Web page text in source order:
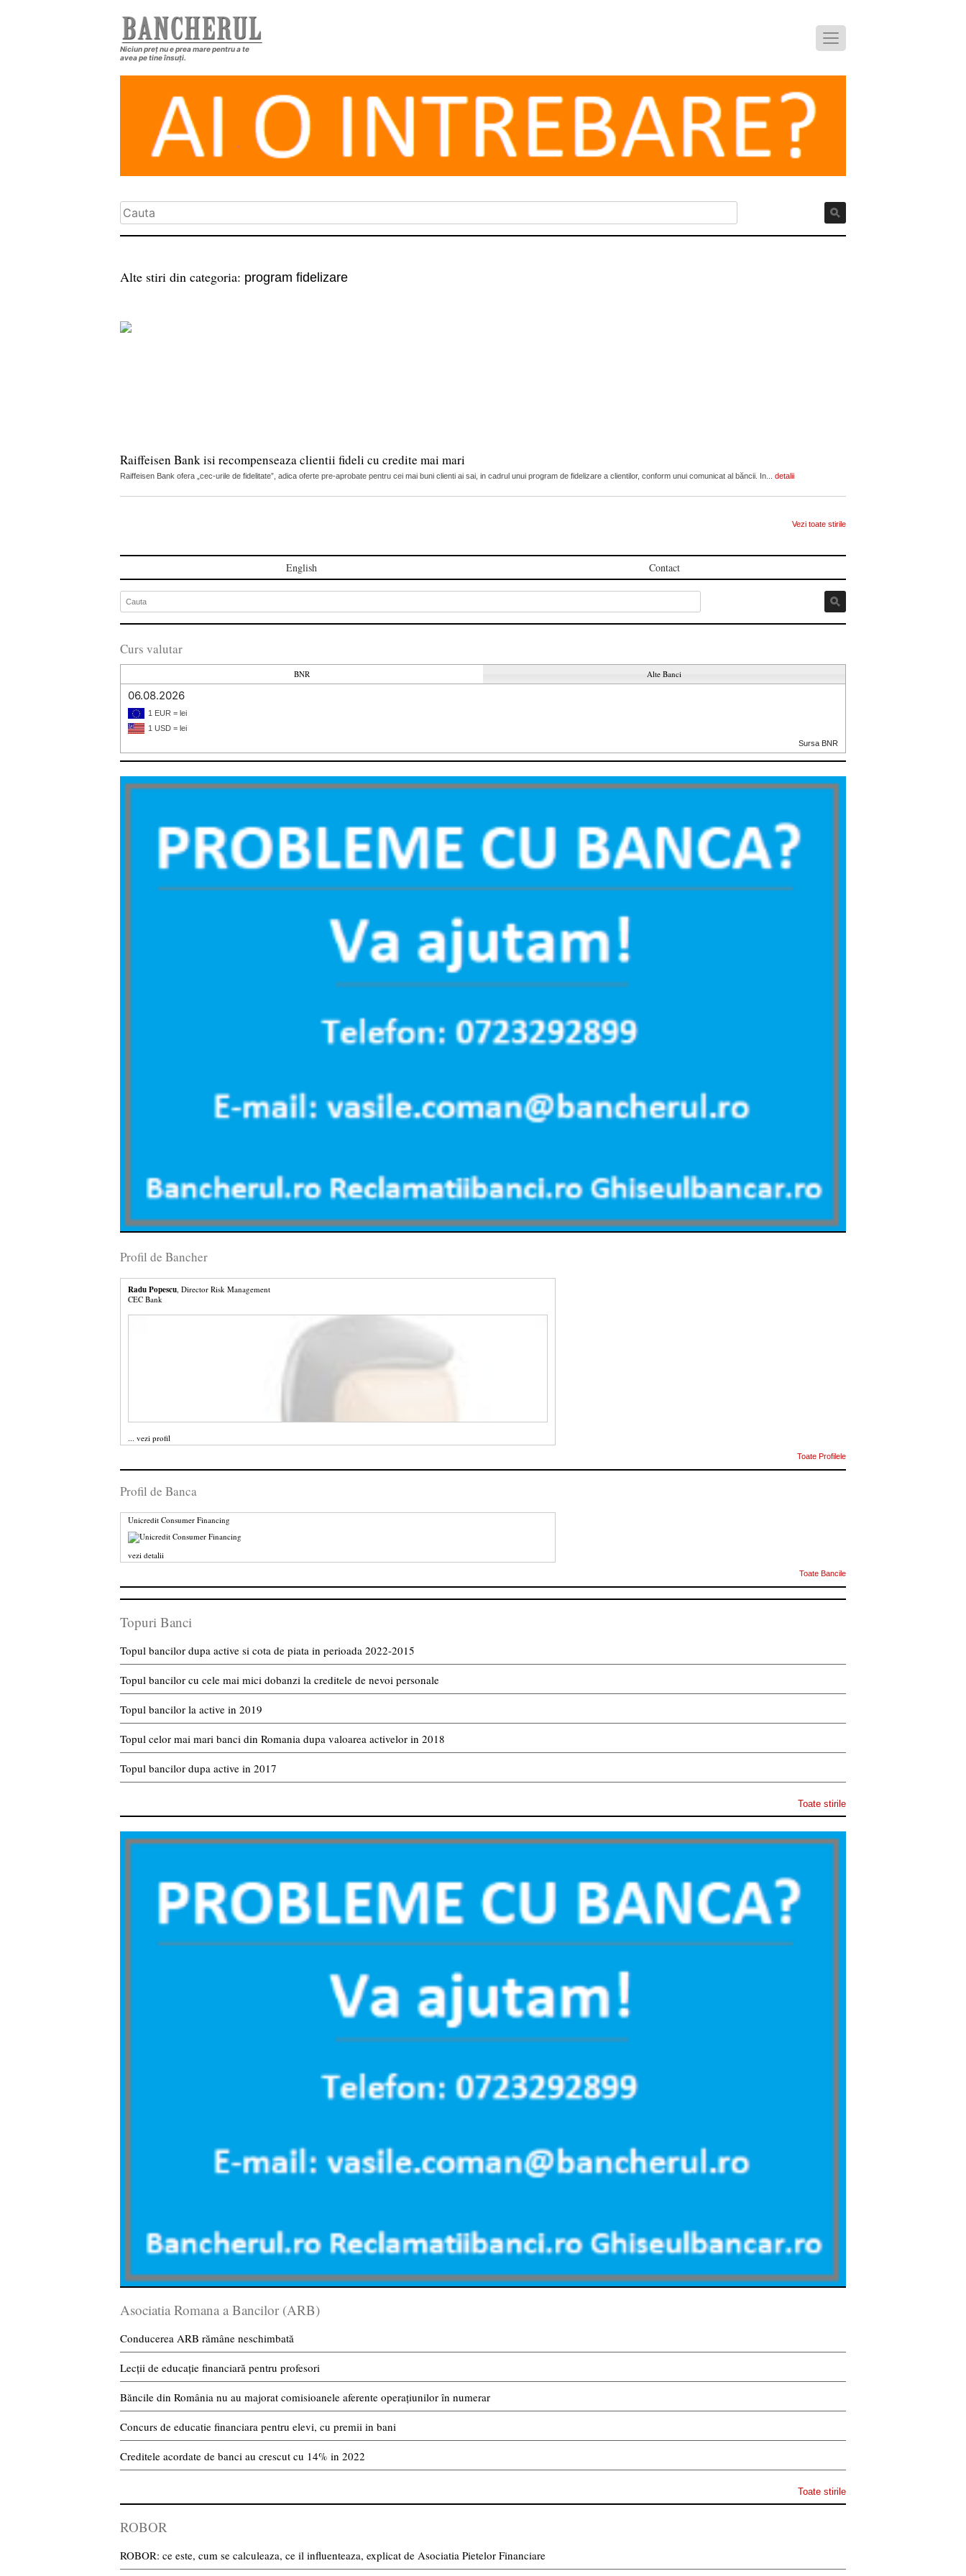
Niciun preț nu e prea mare pentru a te
avea pe tine însuți.
Alte stiri din categoria: program fidelizare
Raiffeisen Bank isi recompenseaza clientii fideli cu credite mai mari
Raiffeisen Bank ofera „cec-urile de fidelitate”, adica oferte pre-aprobate pentru cei mai buni clienti ai sai, in cadrul unui program de fidelizare a clientilor, conform unui comunicat al băncii. In... detalii
Vezi toate stirile
English Contact
Curs valutar
BNR Alte Banci
06.08.2026
1 EUR = lei
1 USD = lei
Sursa BNR
Profil de Bancher
Radu Popescu, Director Risk Management
CEC Bank
... vezi profil
Toate Profilele
Profil de Banca
Unicredit Consumer Financing
vezi detalii
Toate Bancile
Topuri Banci
Topul bancilor dupa active si cota de piata in perioada 2022-2015
Topul bancilor cu cele mai mici dobanzi la creditele de nevoi personale
Topul bancilor la active in 2019
Topul celor mai mari banci din Romania dupa valoarea activelor in 2018
Topul bancilor dupa active in 2017
Toate stirile
Asociatia Romana a Bancilor (ARB)
Conducerea ARB rămâne neschimbată
Lecții de educație financiară pentru profesori
Băncile din România nu au majorat comisioanele aferente operațiunilor în numerar
Concurs de educatie financiara pentru elevi, cu premii in bani
Creditele acordate de banci au crescut cu 14% in 2022
Toate stirile
ROBOR
ROBOR: ce este, cum se calculeaza, ce il influenteaza, explicat de Asociatia Pietelor Financiare